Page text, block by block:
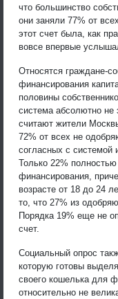
что большинство
они заняли 77% от
этот счет была, как
вовсе впервые
Относятся граждане-
финансирования
половины
система абсолютно
считают жители
72% от всех не
согласных с системой
Только 22%
финансирования,
возрасте от 18 до 24
то, что 27% из
Порядка 19% еще не
счет.
Социальный опрос
которую готовы
своего кошелька для
относительно не